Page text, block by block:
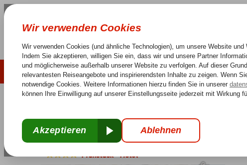
LAST MINUTE SOMMER 2026
Keine versteckten Kosten Sorglos Reisen 25 Jahre
Home
Türkei Istanbul Sirkeci Yasmak Sultan
Yasmak Sultan
Frühstück-Hotel